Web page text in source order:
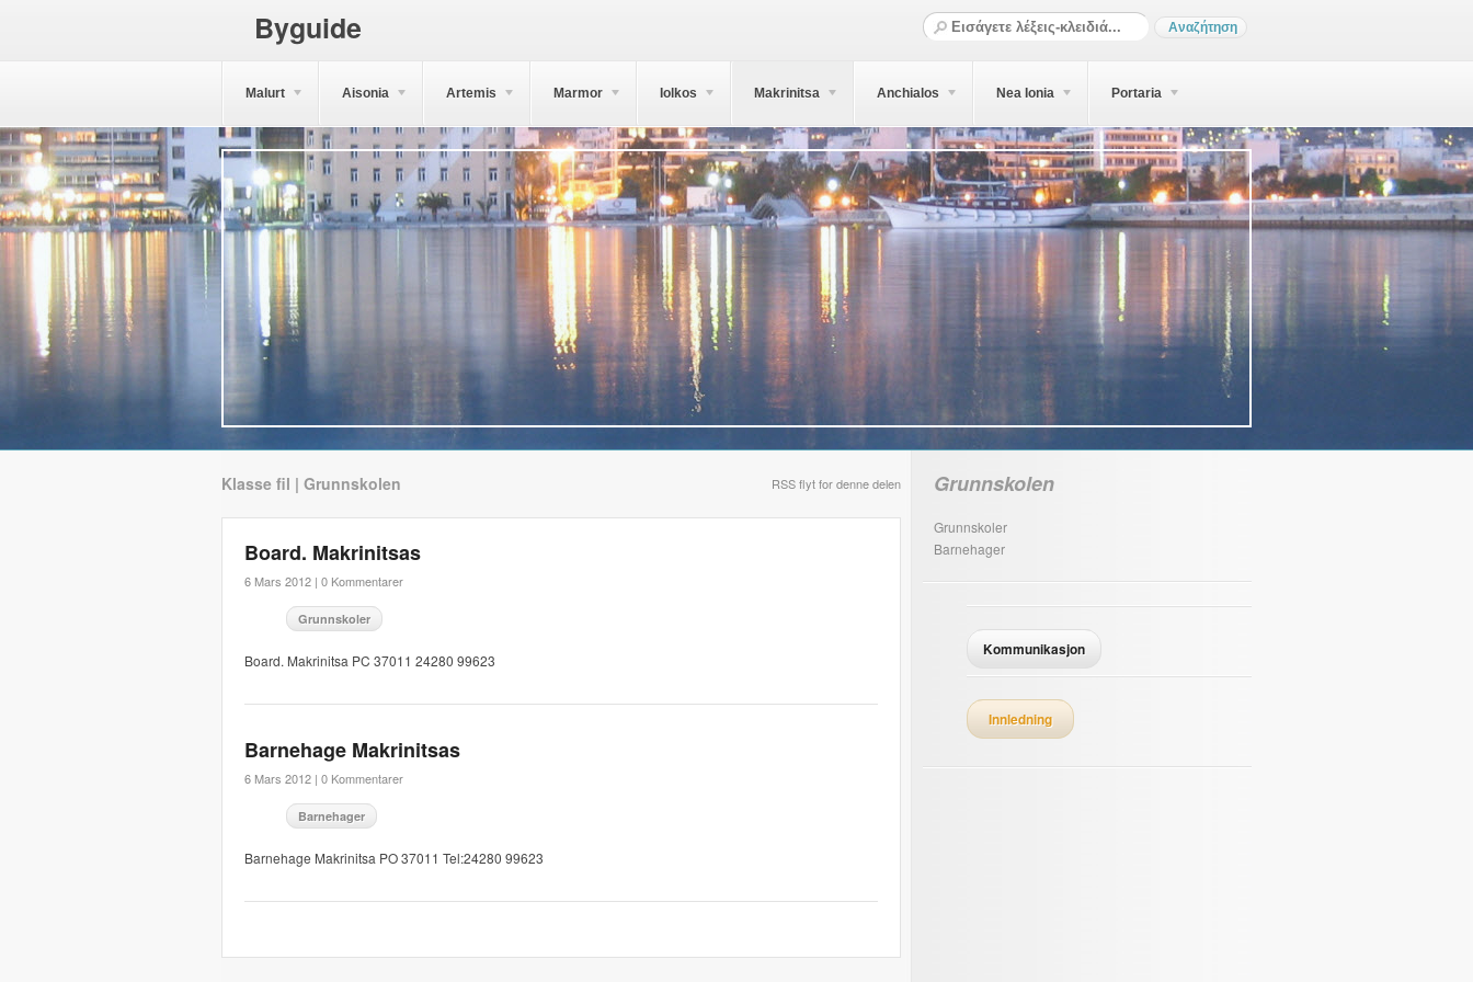
Byguide
Malurt Aisonia Artemis Marmor Iolkos Makrinitsa Anchialos Nea Ionia Portaria
Klasse fil | Grunnskolen RSS flyt for denne delen
Board. Makrinitsas
6 Mars 2012 | 0 Kommentarer
Grunnskoler
Board. Makrinitsa PC 37011 24280 99623
Barnehage Makrinitsas
6 Mars 2012 | 0 Kommentarer
Barnehager
Barnehage Makrinitsa PO 37011 Tel:24280 99623
Grunnskolen
Grunnskoler
Barnehager
Kommunikasjon
Innledning